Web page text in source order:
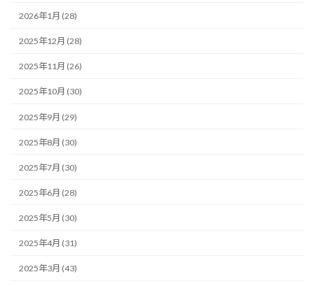
2026年1月 (28)
2025年12月 (28)
2025年11月 (26)
2025年10月 (30)
2025年9月 (29)
2025年8月 (30)
2025年7月 (30)
2025年6月 (28)
2025年5月 (30)
2025年4月 (31)
2025年3月 (43)